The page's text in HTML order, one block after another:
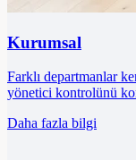
Kurumsal
Farklı departmanlar
yönetici kontrolünü
Daha fazla bilgi